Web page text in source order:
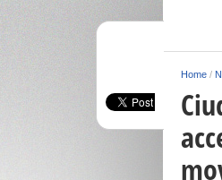
Home /